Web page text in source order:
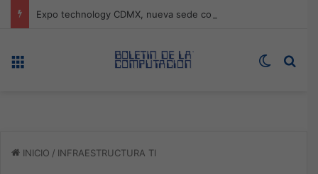
Switch
INICIO / INFRAESTRUCTURA TI